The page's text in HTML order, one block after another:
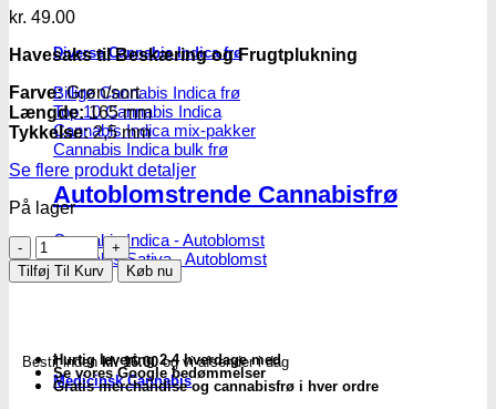
Diverse Cannabis Indica frø
Billige Cannabis Indica frø
Top 10 Cannabis Indica
Cannabis Indica mix-pakker
Cannabis Indica bulk frø
Autoblomstrende Cannabisfrø
Cannabis Indica - Autoblomst
Cannabis Sativa - Autoblomst
Medicinsk Cannabis
kr. 49.00
Havesaks til Beskæring og Frugtplukning
Farve:Grøn/sort
Længde:165 mm
Tykkelse:2,5 mm
Se flere produkt detaljer
På lager
Herbgarden
|
Trimmersaks
Tilføj Til Kurv Køb nu
Bestil indenkl. 16.00og vi afsender i dag
Hurtig levering 2-4 hverdage med
Se vores Google bedømmelser
Gratis merchandise og cannabisfrø i hver ordre